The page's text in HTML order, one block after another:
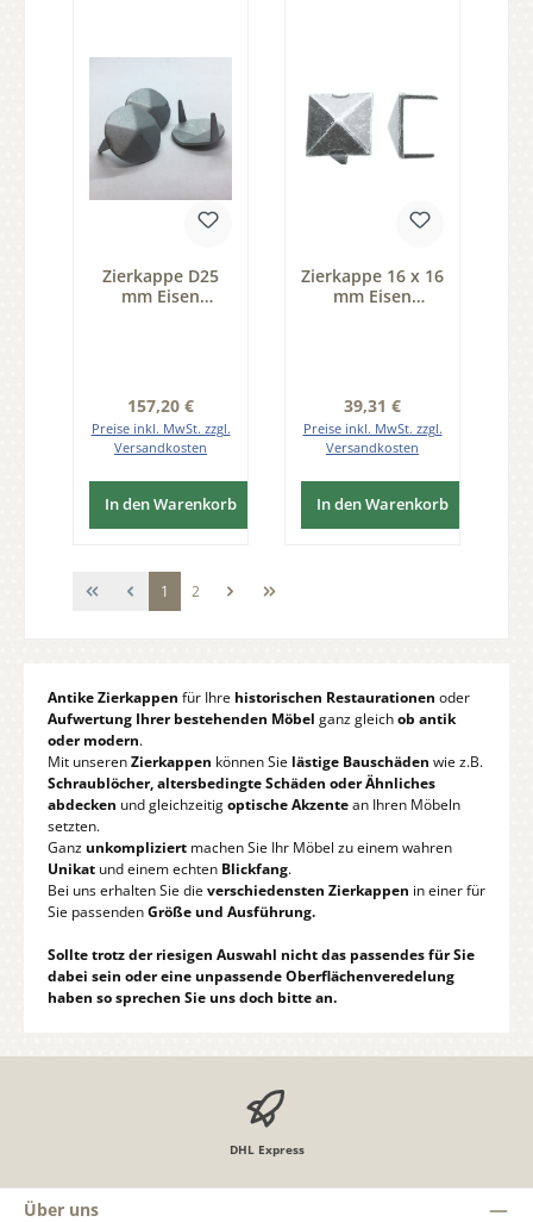
Zierkappe D25
mm Eisen
Regulärer Preis:
157,20 €
Preise inkl. MwSt. zzgl.
Versandkosten
In den Warenkorb
Zierkappe 16 x 16
mm Eisen
Regulärer Preis:
39,31 €
Preise inkl. MwSt. zzgl.
Versandkosten
In den Warenkorb
Seite
1 Seite
2
Antike Zierkappen für Ihre historischen Restaurationen oder
Aufwertung Ihrer bestehenden Möbel ganz gleichob antik
oder modern.
Mit unserenZierkappen können Sie lästige Bauschäden wie z.B.
Schraublöcher, altersbedingte Schäden oder Ähnliches
abdecken und gleichzeitigoptische Akzentean Ihren Möbeln
setzten.
Ganz unkompliziert machen Sie Ihr Möbel zu einem wahren
Unikat und einem echten Blickfang.
Bei uns erhalten Sie die verschiedensten Zierkappen in einer für
Sie passendenGröße und Ausführung.
Sollte trotz der riesigen Auswahl nicht das passendes für Sie
dabei sein oder eine unpassende Oberflächenveredelung
haben so sprechen Sie uns doch bitte an.
DHL Express
Über uns